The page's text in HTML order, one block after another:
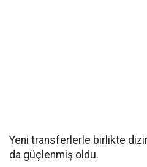
Yeni transferlerle birlikte
da güçlenmiş oldu.